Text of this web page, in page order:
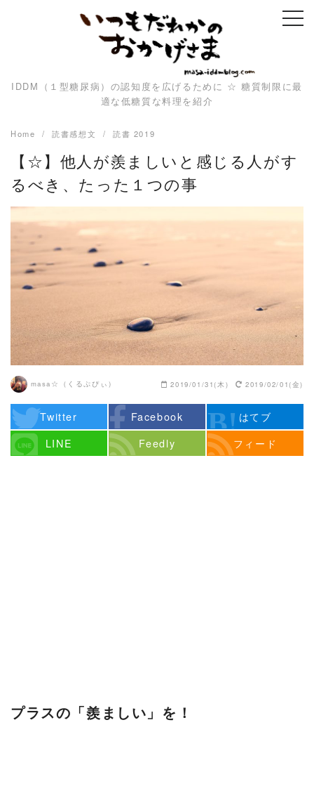
IDDM（１型糖尿病）の認知度を広げるために ☆ 糖質制限に最
適な低糖質な料理を紹介
Home 読書感想文 読書 2019
【☆】他人が羨ましいと感じる人がす
るべき、たった１つの事
masa☆（くるぷぴぃ） 2019/01/31(木) 2019/02/01(金)
Twitter Facebook
はてブ
LINE
Feedly フィード
プラスの「羨ましい」を！